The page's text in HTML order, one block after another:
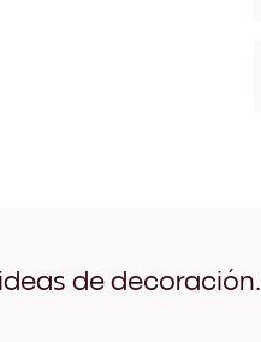
de decoración.